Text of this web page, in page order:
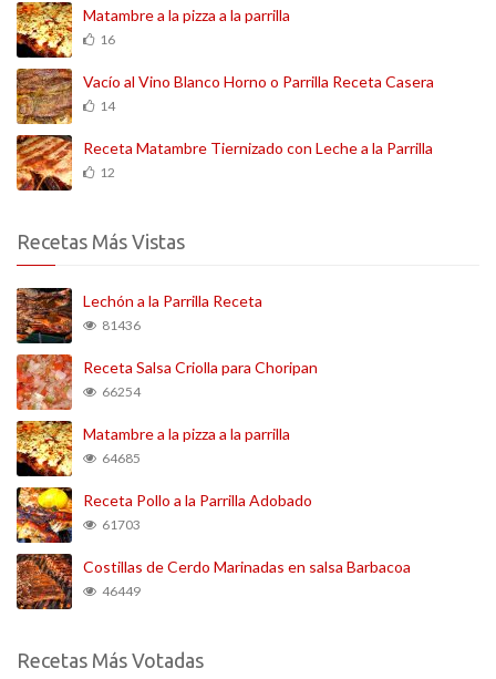
Matambre a la pizza a la parrilla
16
Vacío al Vino Blanco Horno o Parrilla Receta Casera
14
Receta Matambre Tiernizado con Leche a la Parrilla
12
Recetas Más Vistas
Lechón a la Parrilla Receta
81436
Receta Salsa Criolla para Choripan
66254
Matambre a la pizza a la parrilla
64685
Receta Pollo a la Parrilla Adobado
61703
Costillas de Cerdo Marinadas en salsa Barbacoa
46449
Recetas Más Votadas